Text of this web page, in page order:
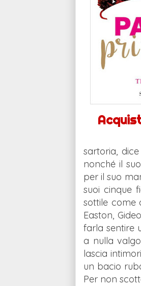
sartoria,
nonché il
per il suo
suoi cinque
sottile come
Easton,
farla sentire
a nulla
lascia
un bacio
Per non